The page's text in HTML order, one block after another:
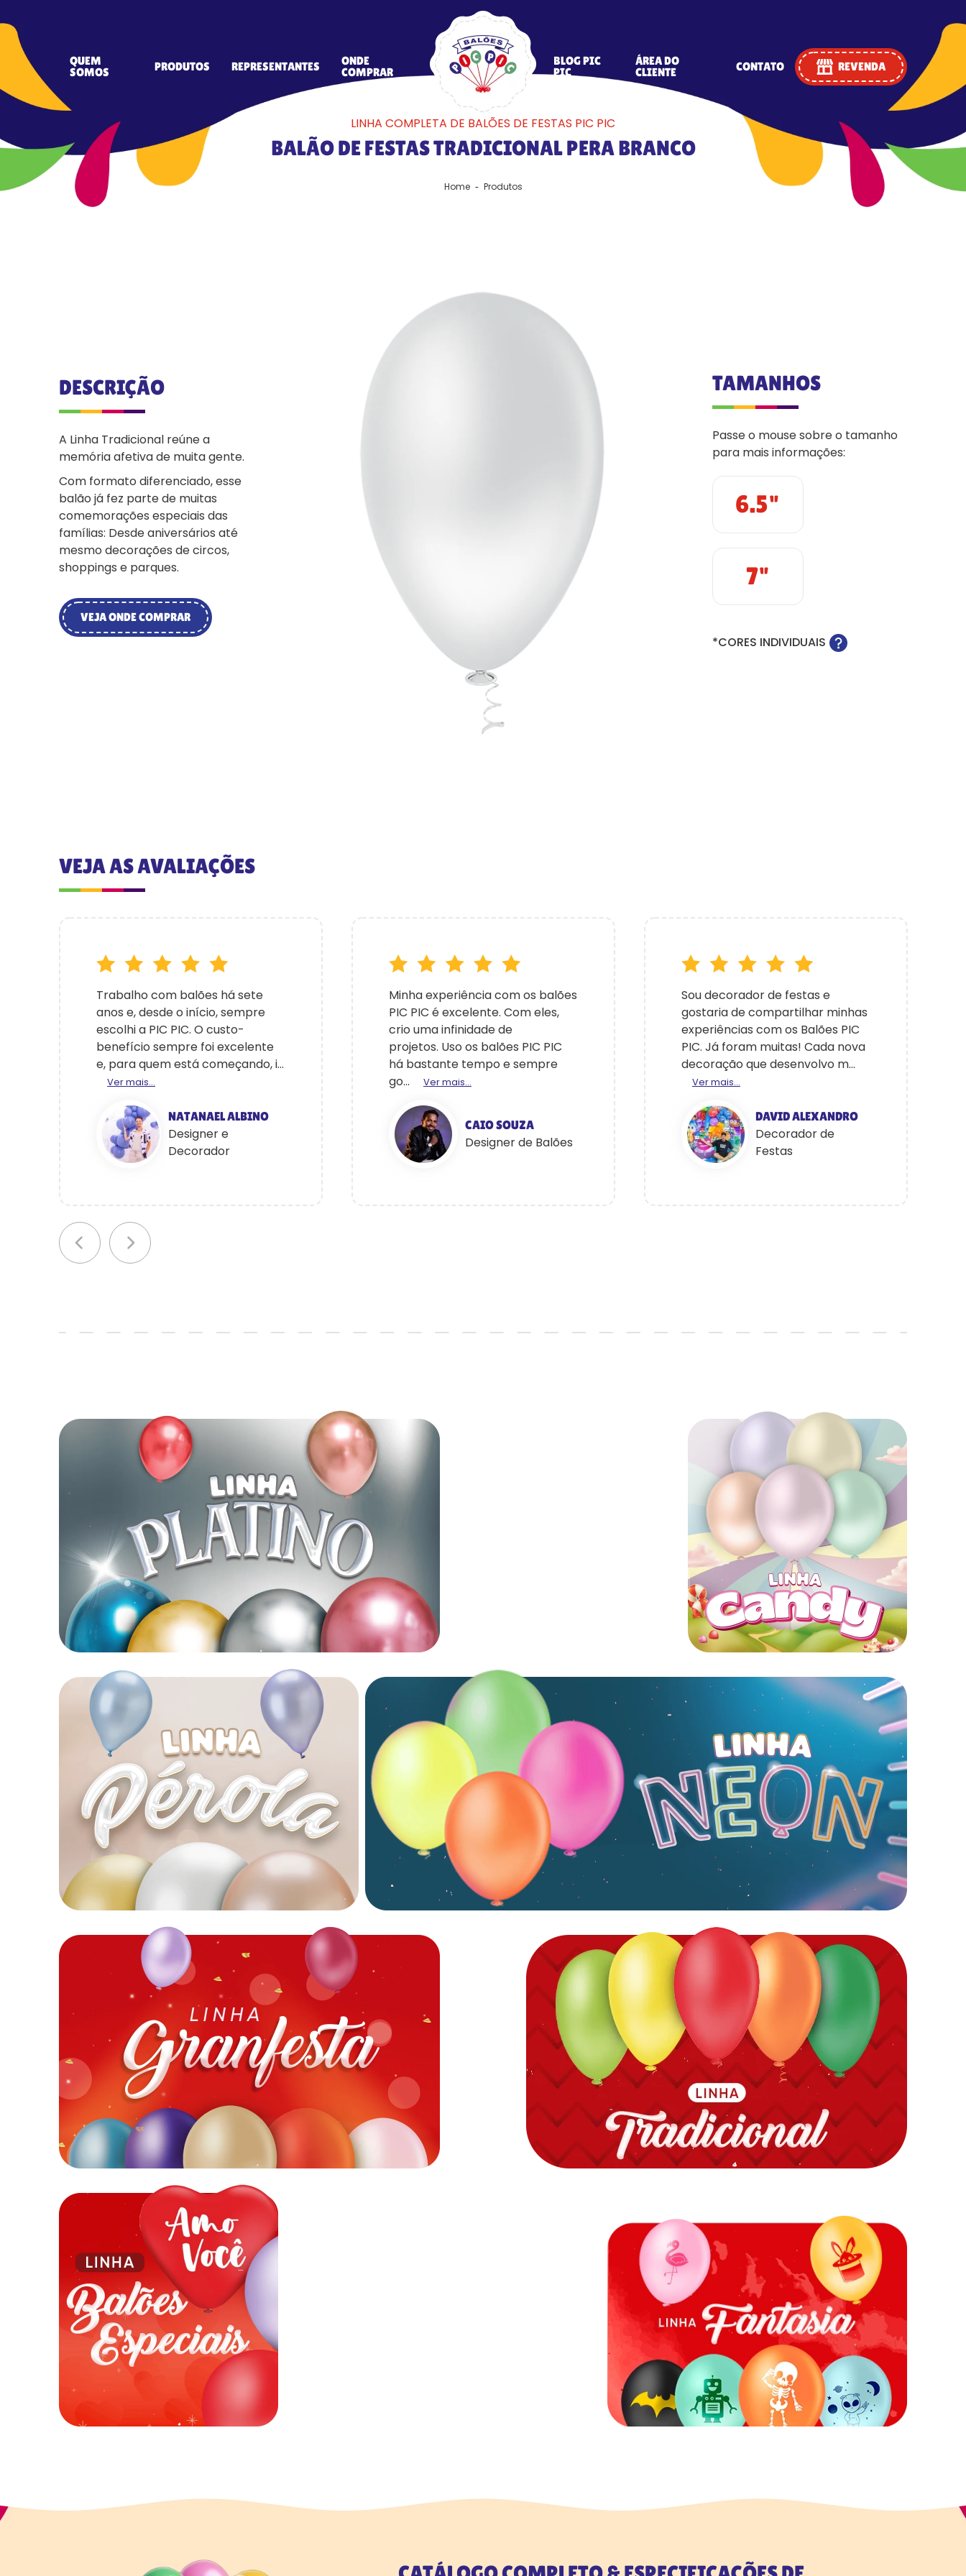
QUEM
SOMOS
PRODUTOS REPRESENTANTES
ONDE
COMPRAR
BLOG PIC
PIC
ÁREA DO
CLIENTE
CONTATO REVENDA
LINHA COMPLETA DE BALÕES DE FESTAS PIC PIC
BALÃO DE FESTAS TRADICIONAL PERA BRANCO
Home Produtos
DESCRIÇÃO
A Linha Tradicional reúne a
memória afetiva de muita gente.
Com formato diferenciado, esse
balão já fez parte de muitas
comemorações especiais das
famílias: Desde aniversários até
mesmo decorações de circos,
shoppings e parques.
VEJA ONDE COMPRAR
TAMANHOS
Passe o mouse sobre o tamanho
para mais informações:
6.5"
7"
*CORES INDIVIDUAIS
VEJA AS AVALIAÇÕES
Trabalho com balões há sete
anos e, desde o início, sempre
escolhi a PIC PIC. O custo-
benefício sempre foi excelente
e, para quem está começando, i...
Ver mais...
NATANAEL ALBINO
Designer e
Decorador
Minha experiência com os balões
PIC PIC é excelente. Com eles,
crio uma infinidade de
projetos. Uso os balões PIC PIC
há bastante tempo e sempre
go...
Ver mais...
CAIO SOUZA
Designer de Balões
Sou decorador de festas e
gostaria de compartilhar minhas
experiências com os Balões PIC
PIC. Já foram muitas! Cada nova
decoração que desenvolvo m...
Ver mais...
DAVID ALEXANDRO
Decorador de
Festas